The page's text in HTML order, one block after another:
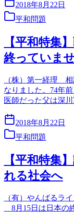
2018年8月22日
平和問題
【平和特集
終っていま
（株）第一経理
なりました。74年
医師だった父は深
2018年8月22日
平和問題
【平和特集
れる社会へ
（有）やんばるラ
8月15日は日本の